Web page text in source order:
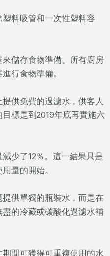
料吸管和一次性塑料容
儲存食物準備。所有廚房
行食物準備。
供免費的過濾水，供客人
標是到2019年底再實施六
少了12％。這一結果只是
量的開始。
供單獨的瓶裝水，而是在
的冷藏或碳酸化過濾水補
間可獲得可重複使用的水